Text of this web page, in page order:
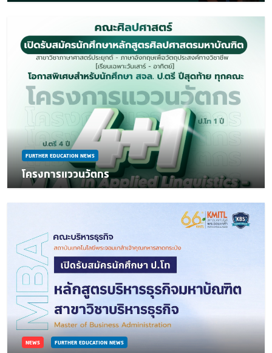
FURTHER EDUCATION NEWS
โครงการแววนวัตกร
NEWS FURTHER EDUCATION NEWS